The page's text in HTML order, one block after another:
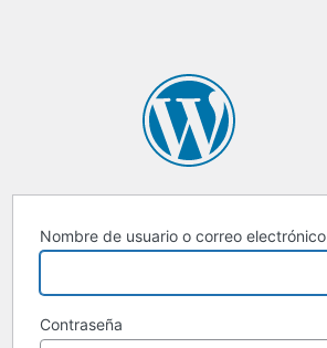
Nombre de usuario o correo electrónico
Contraseña